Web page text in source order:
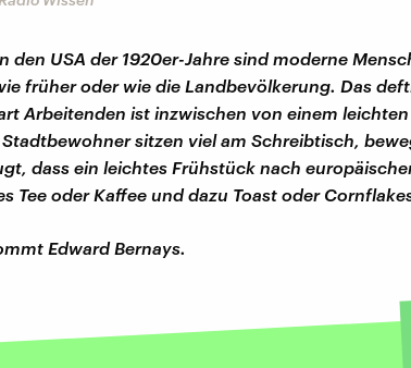
den USA der 1920er-Jahre sind moderne
früher oder wie die Landbevölkerung. Das
Arbeitenden ist inzwischen von einem
sitzen viel am Schreibtisch,
dass ein leichtes Frühstück nach
Tee oder Kaffee und dazu Toast oder
Edward Bernays.